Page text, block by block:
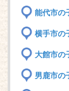
能代市の
横手市の
大館市の
男鹿市の